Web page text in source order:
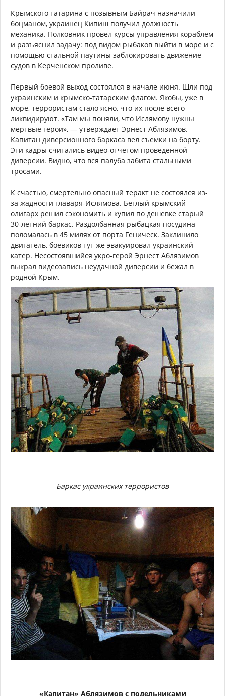
Крымского татарина с позывным Байрач назначили
боцманом, украинец Кипиш получил должность
механика. Полковник провел курсы управления кораблем
и разъяснил задачу: под видом рыбаков выйти в море и с
помощью стальной паутины заблокировать движение
судов в Керченском проливе.
Первый боевой выход состоялся в начале июня. Шли под
украинским и крымско-татарским флагом. Якобы, уже в
море, террористам стало ясно, что их после всего
ликвидируют. «Там мы поняли, что Ислямову нужны
мертвые герои», — утверждает Эрнест Аблязимов.
Капитан диверсионного баркаса вел съемки на борту.
Эти кадры считались видео-отчетом проведенной
диверсии. Видно, что вся палуба забита стальными
тросами.
К счастью, смертельно опасный теракт не состоялся из-
за жадности главаря-Ислямова. Беглый крымский
олигарх решил сэкономить и купил по дешевке старый
30-летний баркас. Раздолбанная рыбацкая посудина
поломалась в 45 милях от порта Геническ. Заклинило
двигатель, боевиков тут же эвакуировал украинский
катер. Несостоявшийся укро-герой Эрнест Аблязимов
выкрал видеозапись неудачной диверсии и бежал в
родной Крым.
Баркас украинских террористов
«Капитан» Аблязимов с подельниками